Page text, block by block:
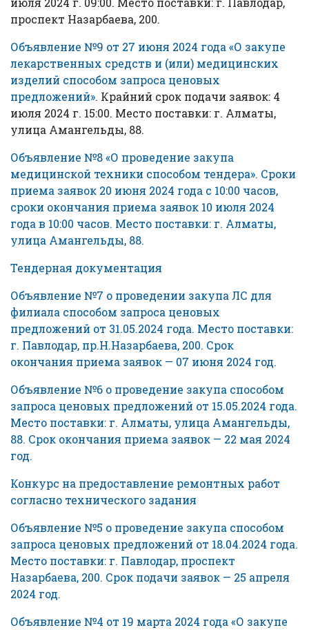
проспект Назарбаева, 200.
Объявление №9 от 27 июня 2024 года «О закупе
лекарственных средств и (или) медицинских
изделий способом запроса ценовых
предложений». Крайний срок подачи заявок: 4
июля 2024 г. 15:00. Место поставки: г. Алматы,
улица Амангельды, 88.
Объявление №8 «О проведение закупа
медицинской техники способом тендера». Сроки
приема заявок 20 июня 2024 года с 10:00 часов,
сроки окончания приема заявок 10 июля 2024
года в 10:00 часов. Место поставки: г. Алматы,
улица Амангельды, 88.
Тендерная документация
Объявление №7 о проведении закупа ЛС для
филиала способом запроса ценовых
предложений от 31.05.2024 года. Место поставки:
г. Павлодар, пр.Н.Назарбаева, 200. Срок
окончания приема заявок — 07 июня 2024 год.
Объявление №6 о проведение закупа способом
запроса ценовых предложений от 15.05.2024 года.
Место поставки: г. Алматы, улица Амангельды,
88. Срок окончания приема заявок — 22 мая 2024
год.
Конкурс на предоставление ремонтных работ
согласно технического задания
Объявление №5 о проведение закупа способом
запроса ценовых предложений от 18.04.2024 года.
Место поставки: г. Павлодар, проспект
Назарбаева, 200. Срок подачи заявок — 25 апреля
2024 год.
Объявление №4 от 19 марта 2024 года «О закупе